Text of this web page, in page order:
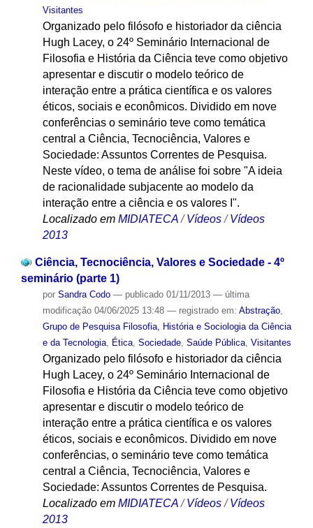
Visitantes
Organizado pelo filósofo e historiador da ciência
Hugh Lacey, o 24º Seminário Internacional de
Filosofia e História da Ciência teve como objetivo
apresentar e discutir o modelo teórico de
interação entre a prática científica e os valores
éticos, sociais e econômicos. Dividido em nove
conferências o seminário teve como temática
central a Ciência, Tecnociência, Valores e
Sociedade: Assuntos Correntes de Pesquisa.
Neste vídeo, o tema de análise foi sobre "A ideia
de racionalidade subjacente ao modelo da
interação entre a ciência e os valores I".
Localizado em MIDIATECA /Vídeos /Vídeos
2013
Ciência, Tecnociência, Valores e Sociedade - 4º
seminário (parte 1)
por Sandra Codo — publicado01/11/2013 — última
modificação04/06/2025 13:48 — registrado em: Abstração,
Grupo de Pesquisa Filosofia, História e Sociologia da Ciência
e da Tecnologia, Ética, Sociedade, Saúde Pública, Visitantes
Organizado pelo filósofo e historiador da ciência
Hugh Lacey, o 24º Seminário Internacional de
Filosofia e História da Ciência teve como objetivo
apresentar e discutir o modelo teórico de
interação entre a prática científica e os valores
éticos, sociais e econômicos. Dividido em nove
conferências, o seminário teve como temática
central a Ciência, Tecnociência, Valores e
Sociedade: Assuntos Correntes de Pesquisa.
Localizado em MIDIATECA /Vídeos /Vídeos
2013